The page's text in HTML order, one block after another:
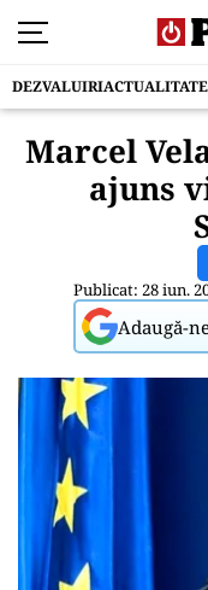
DEZVALUIRIACTUALITATE
Marcel
ajuns
Publicat: 28 iun.
Adaugă-